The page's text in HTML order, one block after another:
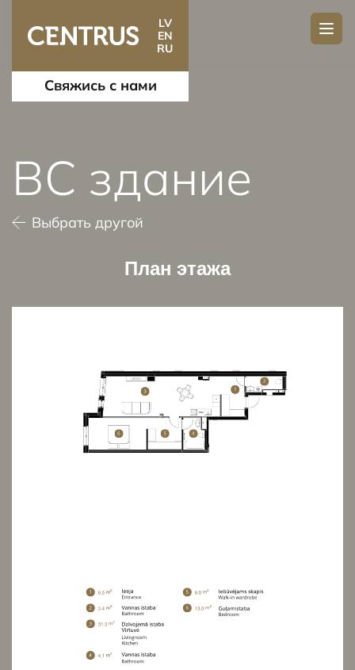
LV
EN
RU
Свяжись с нами
BC здание
Выбрать другой
План этажа